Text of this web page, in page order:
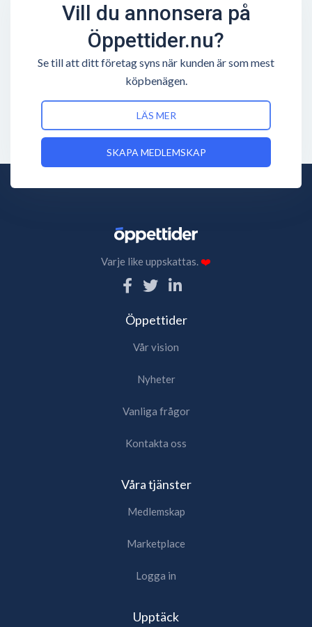
Vill du annonsera på
Öppettider.nu?
Se till att ditt företag syns när kunden är som mest
köpbenägen.
LÄS MER
SKAPA MEDLEMSKAP
Varje like uppskattas.❤️
Öppettider
Vår vision
Nyheter
Vanliga frågor
Kontakta oss
Våra tjänster
Medlemskap
Marketplace
Logga in
Upptäck